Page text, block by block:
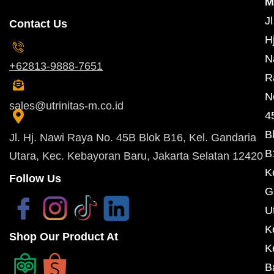
Contact Us
+62813-9888-7651
sales@utrinitas-m.co.id
Jl. Hj. Nawi Raya No. 45B Blok B16, Kel. Gandaria
Utara, Kec. Kebayoran Baru, Jakarta Selatan 12420
Follow Us
Shop Our Product At